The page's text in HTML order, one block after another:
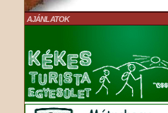
AJÁNLATOK